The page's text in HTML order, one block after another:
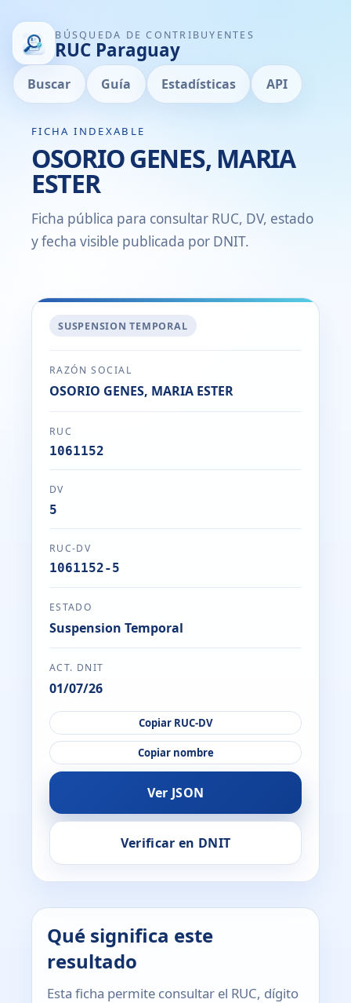
BÚSQUEDA DE CONTRIBUYENTES
RUC Paraguay
Buscar Guía Estadísticas API
FICHA INDEXABLE
OSORIO GENES, MARIA
ESTER
Ficha pública para consultar RUC, DV, estado
y fecha visible publicada por DNIT.
SUSPENSION TEMPORAL
RAZÓN SOCIAL
OSORIO GENES, MARIA ESTER
RUC
1061152
DV
5
RUC-DV
1061152-5
ESTADO
Suspension Temporal
ACT. DNIT
01/07/26
Copiar RUC-DV
Copiar nombre
Ver JSON
Verificar en DNIT
Qué significa este
resultado
Esta ficha permite consultar el RUC, dígito